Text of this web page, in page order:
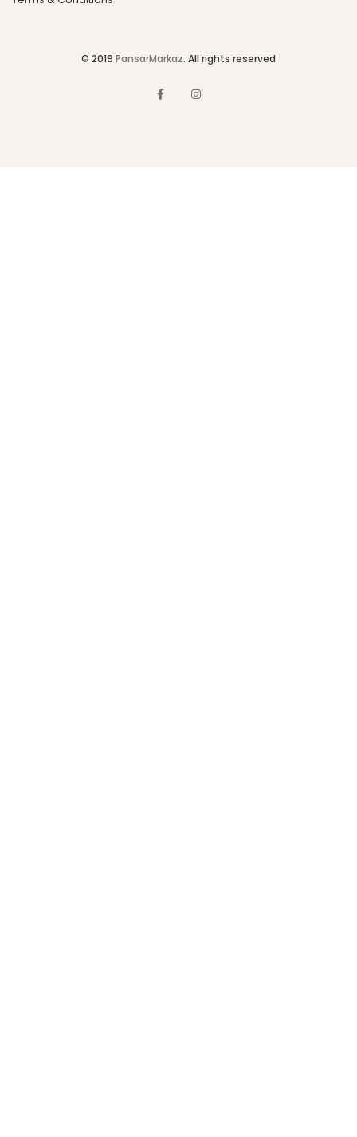
© 2019 PansarMarkaz. All rights reserved